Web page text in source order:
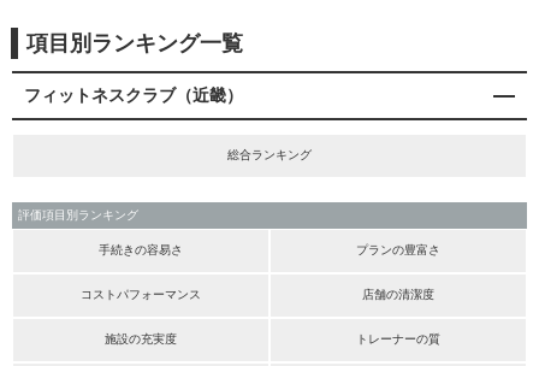
項目別ランキング一覧
フィットネスクラブ（近畿）
総合ランキング
評価項目別ランキング
手続きの容易さ プランの豊富さ
コストパフォーマンス 店舗の清潔度
施設の充実度 トレーナーの質